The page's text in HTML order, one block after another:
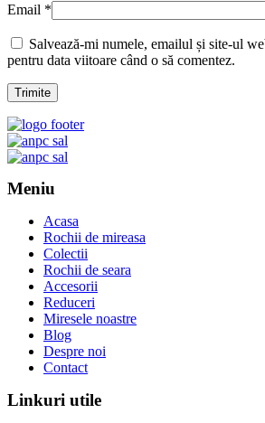
Email *
Salvează-mi numele, emailul și site-ul
pentru data viitoare când o să comentez.
Meniu
Acasa
Rochii de mireasa
Colectii
Rochii de seara
Accesorii
Reduceri
Miresele noastre
Blog
Despre noi
Contact
Linkuri utile